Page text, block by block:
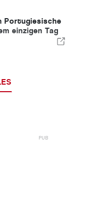
Portugiesische
einzigen Tag